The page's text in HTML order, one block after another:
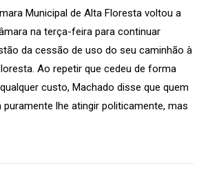
Municipal de Alta Floresta voltou a
na terça-feira para continuar
da cessão de uso do seu caminhão à
Ao repetir que cedeu de forma
custo, Machado disse que quem
lhe atingir politicamente, mas